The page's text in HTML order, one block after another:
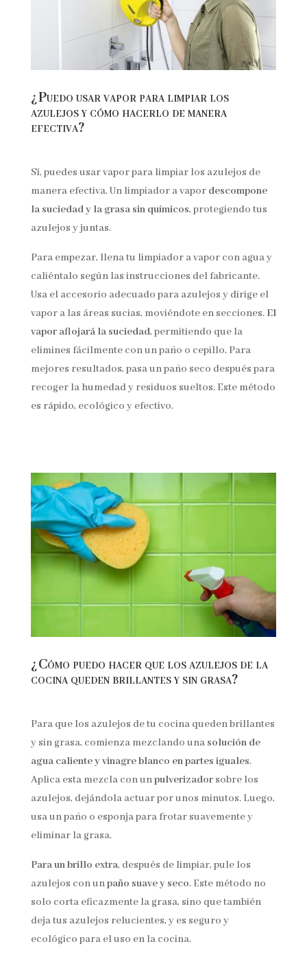
¿Puedo usar vapor para limpiar los
azulejos y cómo hacerlo de manera
efectiva?
Sí, puedes usar vapor para limpiar los azulejos de
manera efectiva. Un limpiador a vapor descompone
la suciedad y la grasa sin químicos, protegiendo tus
azulejos y juntas.
Para empezar, llena tu limpiador a vapor con agua y
caliéntalo según las instrucciones del fabricante.
Usa el accesorio adecuado para azulejos y dirige el
vapor a las áreas sucias, moviéndote en secciones. El
vapor aflojará la suciedad, permitiendo que la
elimines fácilmente con un paño o cepillo. Para
mejores resultados, pasa un paño seco después para
recoger la humedad y residuos sueltos. Este método
es rápido, ecológico y efectivo.
¿Cómo puedo hacer que los azulejos de la
cocina queden brillantes y sin grasa?
Para que los azulejos de tu cocina queden brillantes
y sin grasa, comienza mezclando unasolución de
agua caliente y vinagre blanco en partes iguales.
Aplica esta mezcla con unpulverizadorsobre los
azulejos, dejándola actuar por unos minutos. Luego,
usa un paño o esponja para frotar suavemente y
eliminar la grasa.
Para un brillo extra, después de limpiar, pule los
azulejos con unpaño suave y seco. Este método no
solo corta eficazmente la grasa, sino que también
deja tus azulejos relucientes, y es seguro y
ecológico para el uso en la cocina.